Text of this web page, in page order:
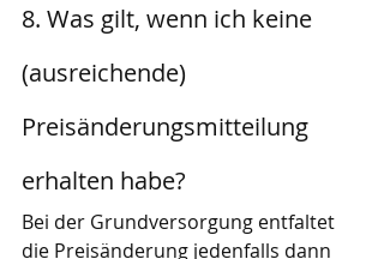
8. Was gilt, wenn ich keine
(ausreichende)
Preisänderungsmitteilung
erhalten habe?
Bei der Grundversorgung entfaltet
die Preisänderung jedenfalls dann